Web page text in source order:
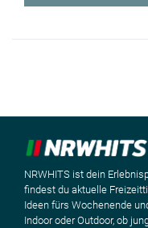
NRWHITS ist dein
findest du aktuelle
Ideen fürs Wochenende
Indoor oder Outdoor, ob